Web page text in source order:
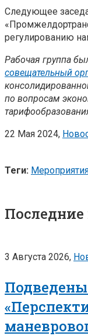
Следующее
регулированию
Рабочая группа
совещательный
по вопросам
22 Мая 2024,
Теги:
Последние
3 Августа 2026,